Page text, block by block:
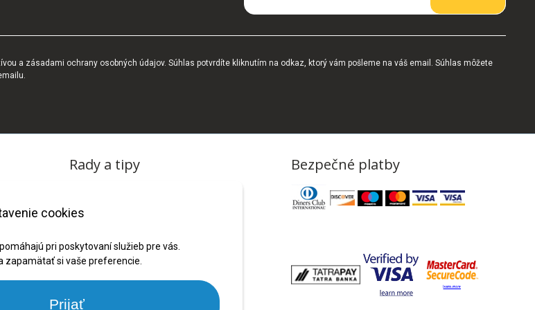
cookies
pri poskytovaní služieb pre vás.
zapamätať si vaše preferencie.
Prijať
a zásadami ochrany osobných údajov. Súhlas potvrdíte kliknutím na odkaz, ktorý vám pošleme na váš email. Súhlas môžete
Rady a tipy Bezpečné platby